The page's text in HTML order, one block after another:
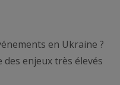
en Ukraine ?
des enjeux très élevés